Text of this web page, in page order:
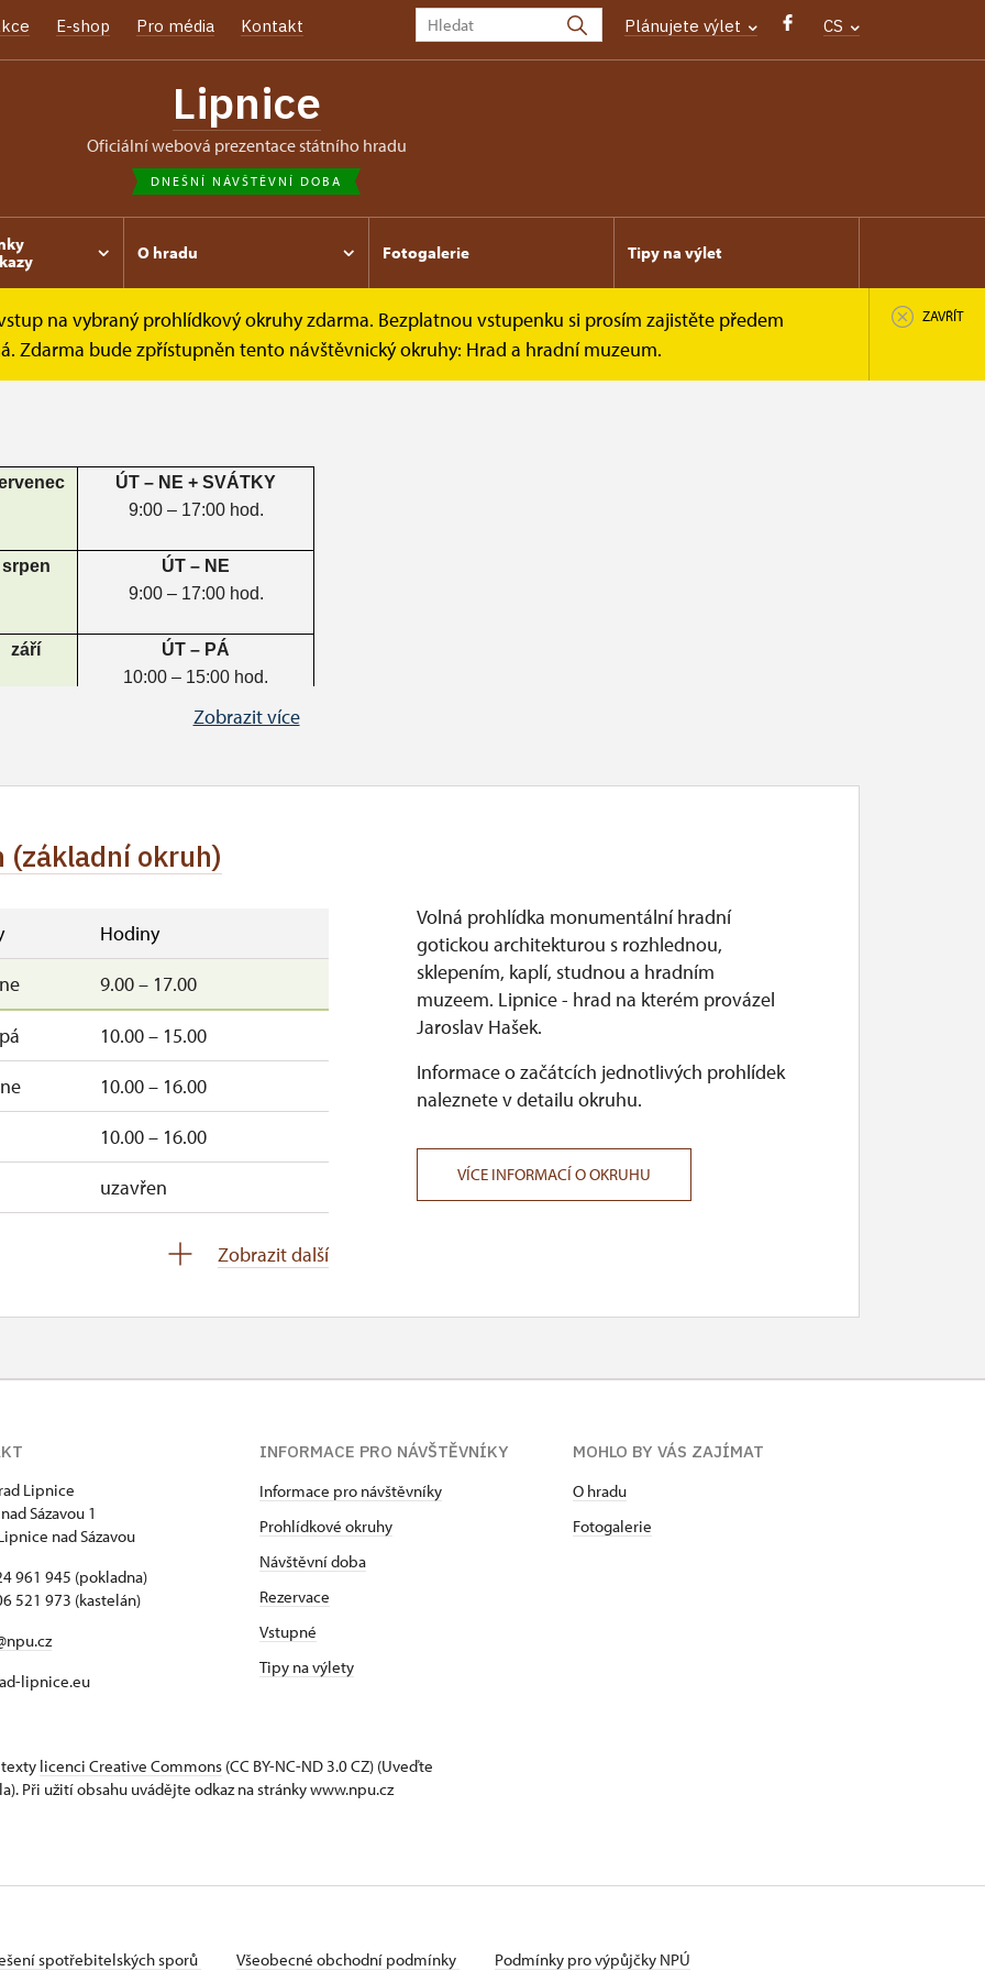
E-shop Pro média Kontakt Plánujete výlet CS
Lipnice
oficiální webová prezentace státního hradu
DNEŠNÍ NÁVŠTĚVNÍ DOBA
O hradu Fotogalerie Tipy na výlet
na vybraný prohlídkový okruhy zdarma. Bezplatnou vstupenku si prosím zajistěte předem
Zdarma bude zpřístupněn tento návštěvnický okruhy: Hrad a hradní muzeum.
ZAVŘÍT
doba
ÚT – NE + SVÁTKY
9:00 – 17:00 hod.
srpen
ÚT – NE
9:00 – 17:00 hod.
září
ÚT – PÁ
10:00 – 15:00 hod.
10:00 – 16:00 hod.
28. - 30. 10. 2026
10:00 – 15:00 hod.
(mimo 1. listopadu 2026)
ZAVŘENO
(mimo adventní prohlídky)
po dni pracovního klidu.
otevřeno ÚT - NE 10:00-15:00
nebo na e-mailulipnice@npu.cz
Zobrazit více
(základní okruh)
Hodiny
9.00 – 17.00
10.00 – 15.00
10.00 – 16.00
10.00 – 16.00
uzavřen
10.00 – 15.00
Zobrazit další
Volná prohlídka monumentální hradní
gotickou architekturou s rozhlednou,
sklepením, kaplí, studnou a hradním
muzeem. Lipnice - hrad na kterém provázel
Jaroslav Hašek.
Informace o začátcích jednotlivých prohlídek
naleznete v detailu okruhu.
VÍCE INFORMACÍ O OKRUHU
Lipnice
Sázavou 1
nad Sázavou
961 945 (pokladna)
521 973 (kastelán)
lipnice.eu
INFORMACE PRO NÁVŠTĚVNÍKY
Informace pro návštěvníky
Prohlídkové okruhy
Návštěvní doba
Rezervace
Vstupné
Tipy na výlety
MOHLO BY VÁS ZAJÍMAT
O hradu
Fotogalerie
licenci Creative Commons (CC BY-NC-ND 3.0 CZ) (Uveďte
Při užití obsahu uvádějte odkaz na stránky www.npu.cz
spotřebitelských sporů Všeobecné obchodní podmínky Podmínky pro výpůjčky NPÚ